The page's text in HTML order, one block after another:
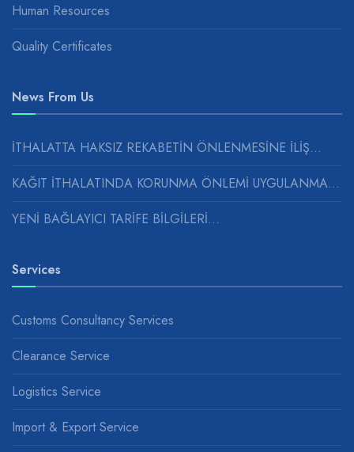
Human Resources
Quality Certificates
News From Us
İTHALATTA HAKSIZ REKABETİN ÖNLENMESİNE İLİŞ...
KAĞIT İTHALATINDA KORUNMA ÖNLEMİ UYGULANMASINA...
YENİ BAĞLAYICI TARİFE BİLGİLERİ...
Services
Customs Consultancy Services
Clearance Service
Logistics Service
Import & Export Service